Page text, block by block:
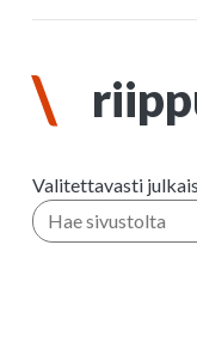
Valitettavasti
Hae sivustolta